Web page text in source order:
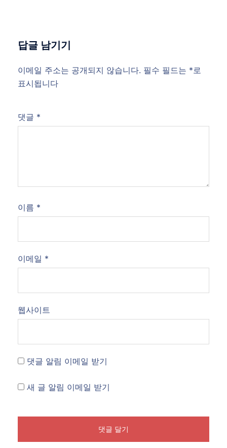
답글 남기기
이메일 주소는 공개되지 않습니다. 필수 필드는 * 로
표시됩니다
댓글 *
이름 *
이메일 *
웹사이트
댓글 알림 이메일 받기
새 글 알림 이메일 받기